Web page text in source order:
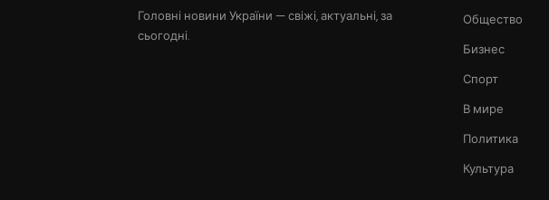
Головні новини України — свіжі, актуальні, за
сьогодні.
Общество
Бизнес
Спорт
В мире
Политика
Культура